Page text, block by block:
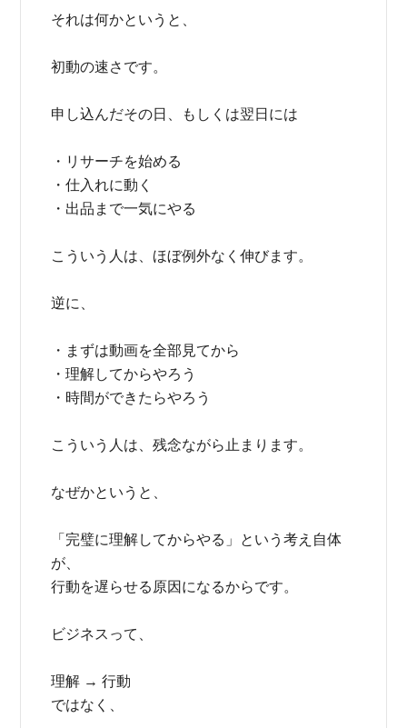
それは何かというと、
初動の速さです。
申し込んだその日、もしくは翌日には
・リサーチを始める
・仕入れに動く
・出品まで一気にやる
こういう人は、ほぼ例外なく伸びます。
逆に、
・まずは動画を全部見てから
・理解してからやろう
・時間ができたらやろう
こういう人は、残念ながら止まります。
なぜかというと、
「完璧に理解してからやる」という考え自体
が、
行動を遅らせる原因になるからです。
ビジネスって、
理解 → 行動
ではなく、